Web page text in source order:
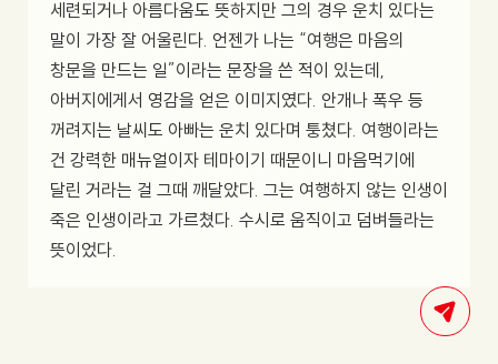
세련되거나 아름다움도 뜻하지만 그의 경우 운치 있다는
말이 가장 잘 어울린다. 언젠가 나는 “여행은 마음의
창문을 만드는 일”이라는 문장을 쓴 적이 있는데,
아버지에게서 영감을 얻은 이미지였다. 안개나 폭우 등
꺼려지는 날씨도 아빠는 운치 있다며 퉁쳤다. 여행이라는
건 강력한 매뉴얼이자 테마이기 때문이니 마음먹기에
달린 거라는 걸 그때 깨달았다. 그는 여행하지 않는 인생이
죽은 인생이라고 가르쳤다. 수시로 움직이고 덤벼들라는
뜻이었다.